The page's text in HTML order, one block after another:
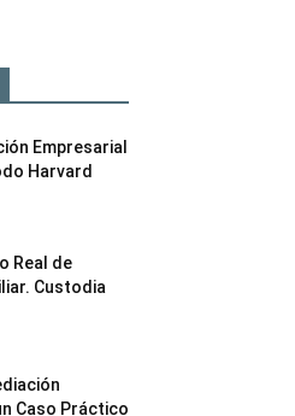
Empresarial
Harvard
Real de
Custodia
Caso Práctico